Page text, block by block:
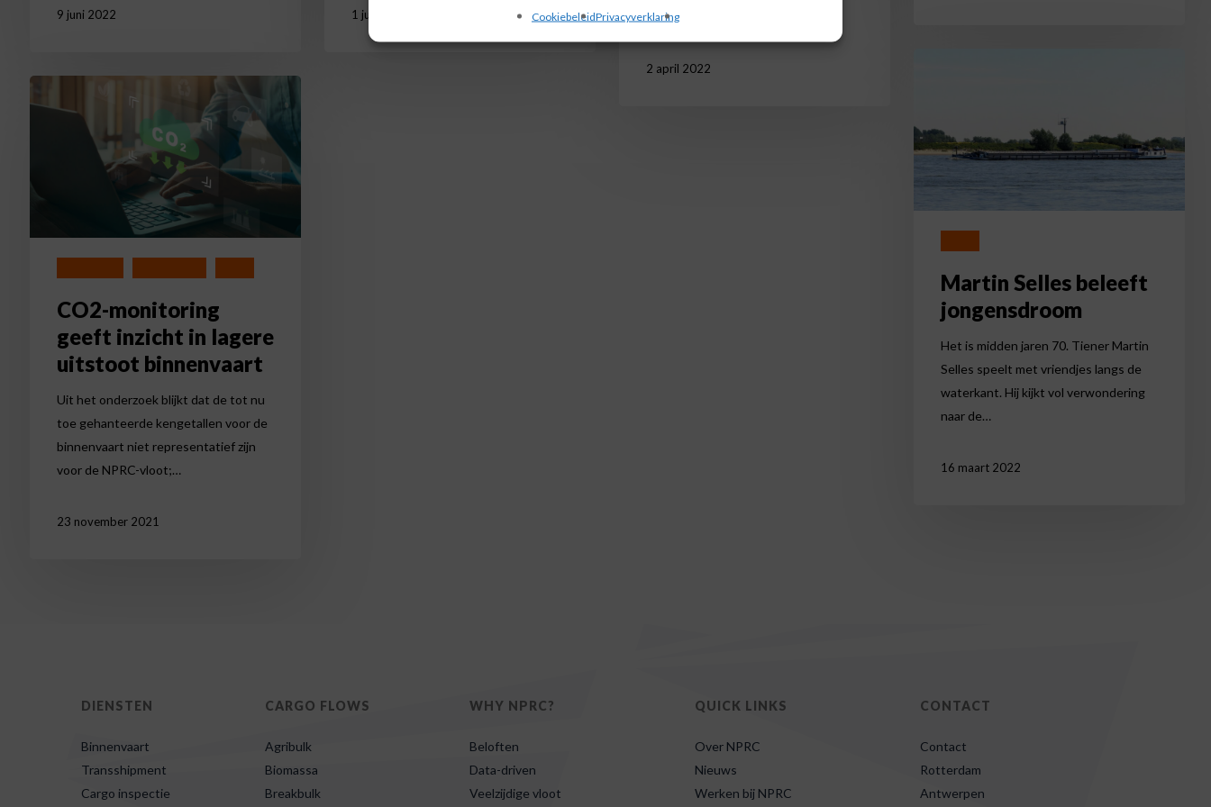
CookiebeleidPrivacyverklaring
9 juni 2022 1 juni 2022
het eerste binnenvaartschip…
2 april 2022
jongensdroom
Martin Selles beleeft
jongensdroom
Het is midden jaren 70. Tiener Martin
Selles speelt met vriendjes langs de
waterkant. Hij kijkt vol verwondering
naar de…
16 maart 2022
monitoring
CO2-monitoring
geeft inzicht in lagere
uitstoot binnenvaart
Uit het onderzoek blijkt dat de tot nu
toe gehanteerde kengetallen voor de
binnenvaart niet representatief zijn
voor de NPRC-vloot;…
23 november 2021
DIENSTEN
Binnenvaart
Transshipment
Cargo inspectie
CARGO FLOWS
Agribulk
Biomassa
Breakbulk
WHY NPRC?
Beloften
Data-driven
Veelzijdige vloot
QUICK LINKS
Over NPRC
Nieuws
Werken bij NPRC
CONTACT
Contact
Rotterdam
Antwerpen